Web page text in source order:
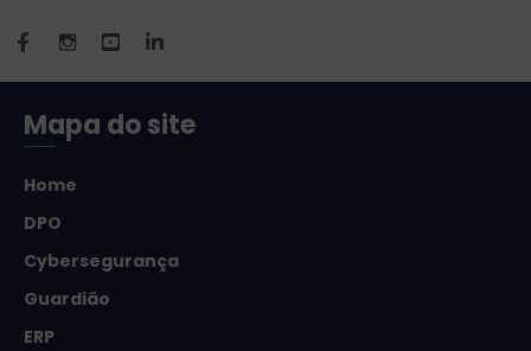
Mapa do site
Home
DPO
Cybersegurança
Guardião
ERP